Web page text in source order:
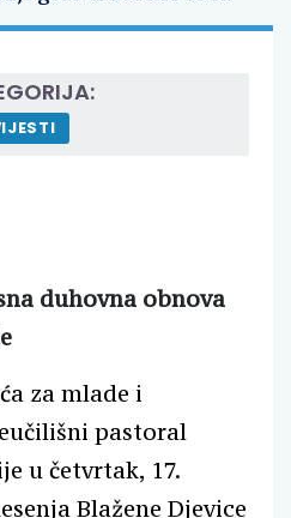
duhovna obnova
za mlade i
pastoral
u četvrtak, 17.
Blažene Djevice